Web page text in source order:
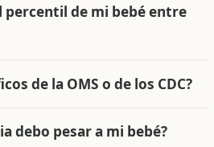
percentil de mi bebé entre
de la OMS o de los CDC?
debo pesar a mi bebé?